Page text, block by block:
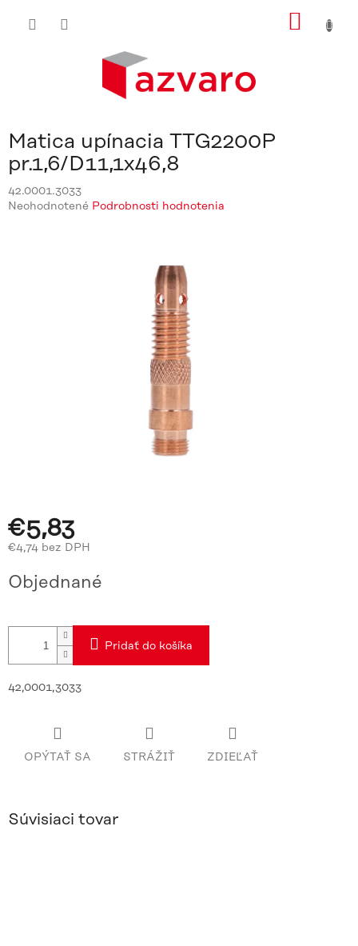
Matica upínacia TTG2200P
pr.1,6/D11,1x46,8
42.0001.3033
Priemerné
Neohodnotené Podrobnosti hodnotenia
€5,83
€4,74 bez DPH
cena:
Objednané
Pridať do košíka
42,0001,3033
OPÝTAŤ SA STRÁŽIŤ ZDIEĽAŤ
Súvisiaci tovar